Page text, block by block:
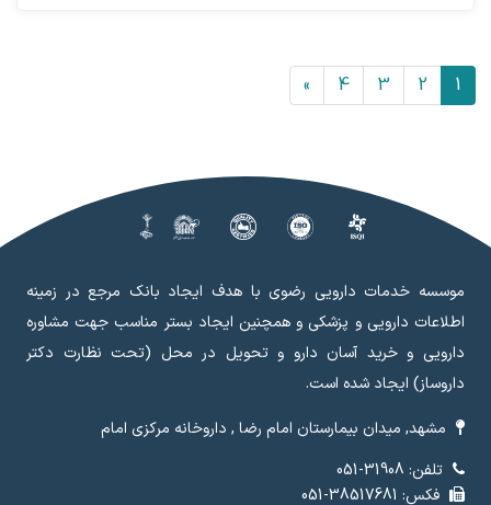
1
2
3
4
»
موسسه خدمات دارویی رضوی با هدف ایجاد بانک مرجع در زمینه
اطلاعات دارویی و پزشکی و همچنین ایجاد بستر مناسب جهت مشاوره
دارویی و خرید آسان دارو و تحویل در محل (تحت نظارت دکتر
داروساز) ایجاد شده است.
مشهد, میدان بیمارستان امام رضا , داروخانه مرکزی امام
تلفن: 31908-051
فکس: 38517681-051